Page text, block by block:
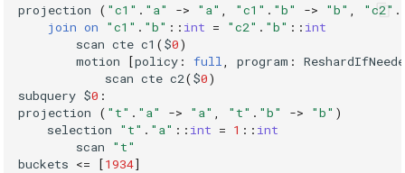
projection ( "c1" . "a" -> "a" "c1" . "b" -> "b" "c2" .
join on "c1" . "b" :: int = "c2" . "b" :: int
scan cte c1 ($0)
motion
[policy : full program :
scan cte c2($0)
subquery $0 :
projection
( "t" . "a" -> "a" "t" . "b" -> "b" )
selection
"t" . "a" :: int = 1 :: int
scan
"t"
buckets <= [1934]